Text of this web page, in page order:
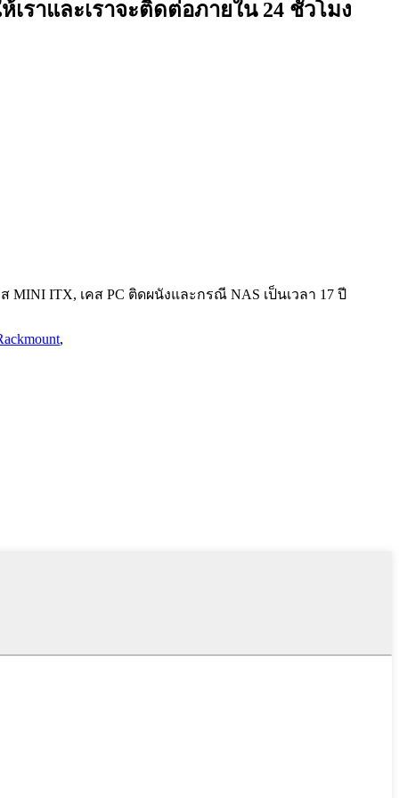
าและเราจะติดต่อภายใน 24 ชั่วโมง
MINI ITX, เคส PC ติดผนังและกรณี NAS เป็นเวลา 17 ปี
,